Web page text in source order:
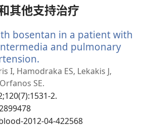
其他支持治疗
bosentan in a patient with
and pulmonary
开
新
窗
I, Hamodraka ES, Lekakis J,
SE.
2.
2012-04-422568